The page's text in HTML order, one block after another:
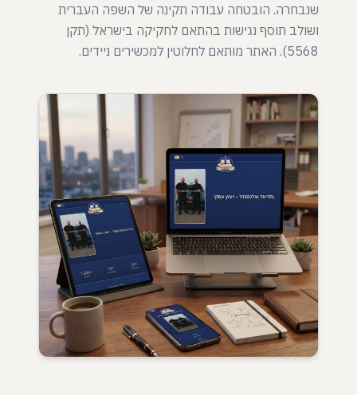
שנבחרה. הובטחה עבודה תקינה של השפה העברית
ושולב תוסף נגישות בהתאם לחקיקה בישראל (תקן
5568). האתר מותאם לחלוטין למכשירים ניידים.